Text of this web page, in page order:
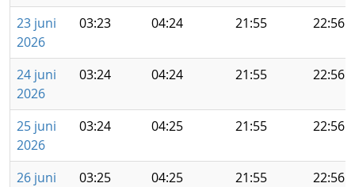
23 juni
2026
03:23 04:24 21:55 22:56
24 juni
2026
03:24 04:24 21:55 22:56
25 juni
2026
03:24 04:25 21:55 22:56
26 juni
03:25 04:25 21:55 22:56